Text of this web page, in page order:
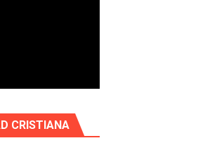
CRISTIANA